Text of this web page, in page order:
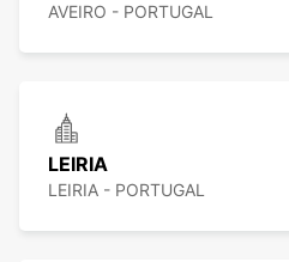
AVEIRO - PORTUGAL
LEIRIA
LEIRIA - PORTUGAL